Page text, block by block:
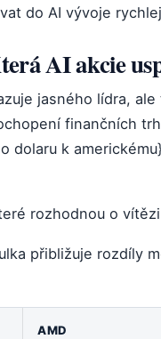
do AI vývoje
AI akcie
jasného lídra,
finančních
dolaru k
rozhodnou o
přibližuje rozdíly
AMD